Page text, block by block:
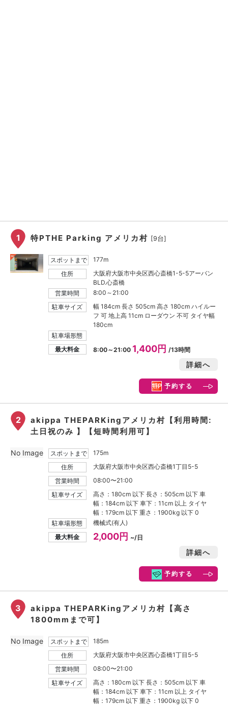
1 特PTHE Parking アメリカ村 [9台]
スポットまで
177m
住所
大阪府大阪市中央区西心斎橋1-5-5アーバン
BLD.心斎橋
営業時間
8:00～21:00
駐車サイズ
幅 184cm 長さ 505cm 高さ 180cm ハイルー
フ 可 地上高 11cm ローダウン 不可 タイヤ幅
180cm
駐車場形態
最大料金
8:00～21:00 1,400円 /13時間
詳細へ
予約する
2
akippa THEPARKingアメリカ村【利用時間:
土日祝のみ 】【短時間利用可】
スポットまで
175m
住所
大阪府大阪市中央区西心斎橋1丁目5-5
営業時間
08:00〜21:00
駐車サイズ
高さ：180cm 以下 長さ：505cm 以下 車
幅：184cm 以下 車下：11cm 以上 タイヤ
幅：179cm 以下 重さ：1900kg 以下 0
駐車場形態
機械式(有人)
最大料金
2,000円 ~/日
詳細へ
予約する
No Image
3
akippa THEPARKingアメリカ村【高さ
1800mmまで可】
スポットまで
185m
住所
大阪府大阪市中央区西心斎橋1丁目5-5
営業時間
08:00〜21:00
駐車サイズ
高さ：180cm 以下 長さ：505cm 以下 車
幅：184cm 以下 車下：11cm 以上 タイヤ
幅：179cm 以下 重さ：1900kg 以下 0
No Image